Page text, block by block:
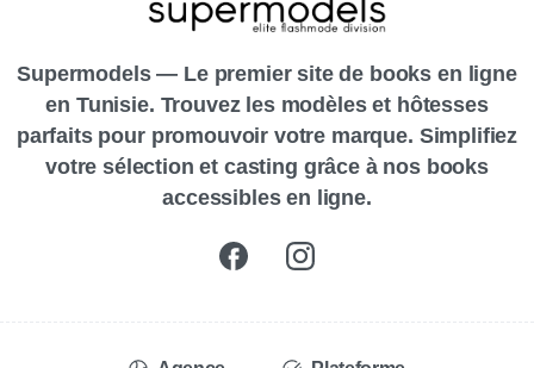
Supermodels — Le premier site de books en ligne
en Tunisie. Trouvez les modèles et hôtesses
parfaits pour promouvoir votre marque. Simplifiez
votre sélection et casting grâce à nos books
accessibles en ligne.